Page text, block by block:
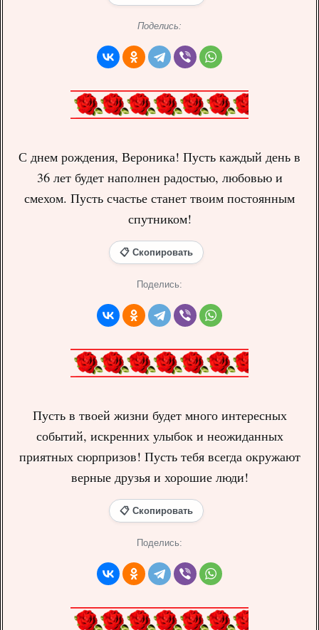
Поделись:
С днем рождения, Вероника! Пусть каждый день в
36 лет будет наполнен радостью, любовью и
смехом. Пусть счастье станет твоим постоянным
спутником!
📋 Скопировать
Поделись:
Пусть в твоей жизни будет много интересных
событий, искренних улыбок и неожиданных
приятных сюрпризов! Пусть тебя всегда окружают
верные друзья и хорошие люди!
📋 Скопировать
Поделись: